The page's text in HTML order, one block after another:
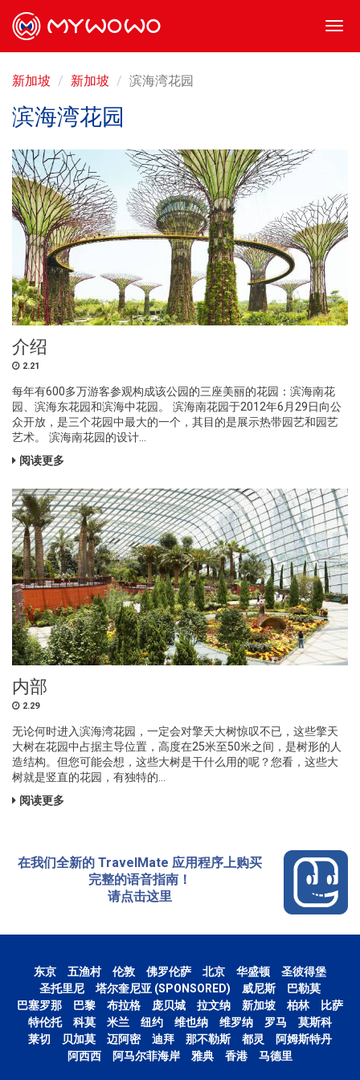
新加坡 新加坡 滨海湾花园
滨海湾花园
介绍
2.21
每年有600多万游客参观构成该公园的三座美丽的花园：滨海南花
园、滨海东花园和滨海中花园。 滨海南花园于2012年6月29日向公
众开放，是三个花园中最大的一个，其目的是展示热带园艺和园艺
艺术。 滨海南花园的设计...
阅读更多
内部
2.29
无论何时进入滨海湾花园，一定会对擎天大树惊叹不已，这些擎天
大树在花园中占据主导位置，高度在25米至50米之间，是树形的人
造结构。但您可能会想，这些大树是干什么用的呢？您看，这些大
树就是竖直的花园，有独特的...
阅读更多
在我们全新的 TravelMate 应用程序上购买
完整的语音指南！
请点击这里
东京 五渔村 伦敦 佛罗伦萨 北京 华盛顿
圣彼得堡
圣托里尼
塔尔奎尼亚 (SPONSORED) 威尼斯
巴勒莫
巴塞罗那
巴黎 布拉格 庞贝城 拉文纳 新加坡 柏林
比萨
特伦托
科莫 米兰 纽约 维也纳 维罗纳 罗马
莫斯科
莱切
贝加莫 迈阿密 迪拜 那不勒斯 都灵
阿姆斯特丹
阿西西
阿马尔菲海岸 雅典 香港 马德里